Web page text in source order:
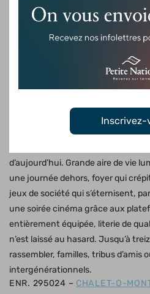
Inscrivez-
Chalet la merveille
Un nom qui dit tout. Directement
d’aujourd’hui. Grande aire de vie
une journée dehors, foyer qui
jeux de société qui s’éternisent,
une soirée cinéma grâce aux
entièrement équipée, literie de
n’est laissé au hasard. Jusqu’à
rassembler, familles, tribus d’amis
intergénérationnels.
ENR. 295024 – CHALET-O-